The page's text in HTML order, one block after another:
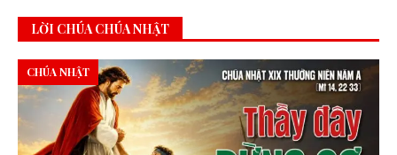
LỜI CHÚA CHÚA NHẬT
CHÚA NHẬT